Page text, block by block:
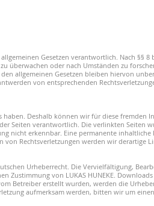
Gesetzen verantwortlich. Nach §§ 8
oder nach Umständen zu
allgemeinen Gesetzen bleiben hiervon
von entsprechenden
Deshalb können wir für diese fremden
Seiten verantwortlich. Die verlinkten Seiten
nicht erkennbar. Eine permanente
Rechtsverletzungen werden wir derartige
Urheberrecht. Die Vervielfältigung,
Zustimmung von LUKAS HUNEKE.
Betreiber erstellt wurden, werden die
aufmerksam werden, bitten wir um